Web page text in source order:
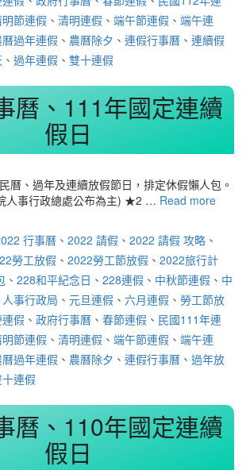
節連假 、 清明連假 、 端午節連假 、 端午連
曆過年連假 、 農曆除夕 、 連假行事曆 、 連續假
、 過年連假 、 雙十連假
曆、111年國定連續
假日
曆、過年及連續放假節日，排定休假懶人包。
人事行政總處公布為主) ★2 … Read more
行事曆 、2022 請假 、2022 請假 攻略 、
勞工放假 、 2022勞工節放假 、 2022旅行計
、 228和平紀念日 、 228連假 、 中秋節連假 、 中
人事行政局 、 元旦連假 、 六月連假 、 勞工節放
假 、 政府行事曆 、 春節連假 、 民國111年連
節連假 、 清明連假 、 端午節連假 、 端午連
曆過年連假 、 農曆除夕 、 連假行事曆 、 過年放
連假
曆、110年國定連續
假日